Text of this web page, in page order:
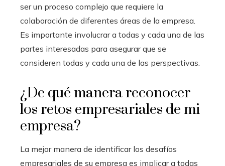
ser un proceso complejo que requiere la
colaboración de diferentes áreas de la empresa.
Es importante involucrar a todas y cada una de las
partes interesadas para asegurar que se
consideren todas y cada una de las perspectivas.
¿De qué manera reconocer
los retos empresariales de mi
empresa?
La mejor manera de identificar los desafíos
empresariales de su empresa es implicar a todas